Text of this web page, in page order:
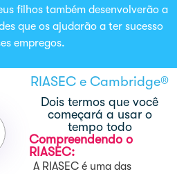
filhos também desenvolverão a
que os ajudarão a ter sucesso
empregos.
RIASEC e Cambridge®
Dois termos que você
começará a usar o
tempo todo
Compreendendo o
RIASEC:
A RIASEC é uma das